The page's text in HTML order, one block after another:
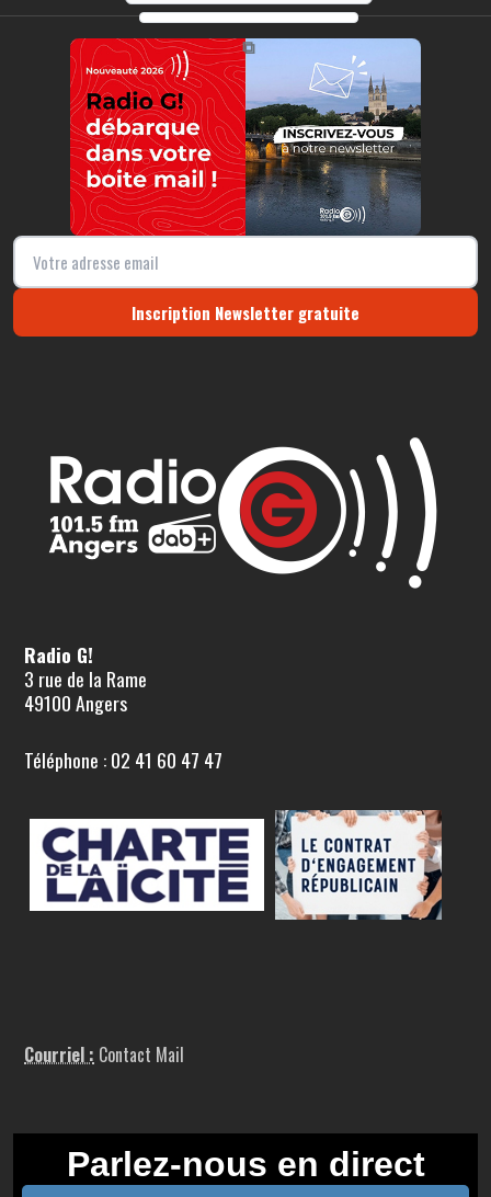
https://radio-g.fr?r377
⧉
Inscription Newsletter gratuite
Radio G!
3 rue de la Rame
49100 Angers
Téléphone : 02 41 60 47 47
Courriel : Contact Mail